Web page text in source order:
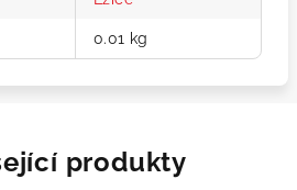
0.01 kg
produkty